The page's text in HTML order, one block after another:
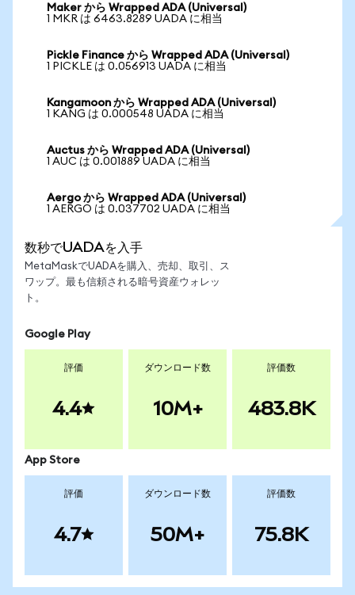
Maker から Wrapped ADA (Universal)
1 MKR は 6463.8289 UADA に相当
Pickle Finance から Wrapped ADA (Universal)
1 PICKLE は 0.056913 UADA に相当
Kangamoon から Wrapped ADA (Universal)
1 KANG は 0.000548 UADA に相当
Auctus から Wrapped ADA (Universal)
1 AUC は 0.001889 UADA に相当
Aergo から Wrapped ADA (Universal)
1 AERGO は 0.037702 UADA に相当
数秒でUADAを入手
MetaMaskでUADAを購入、売却、取引、ス
ワップ。最も信頼される暗号資産ウォレッ
ト。
Google Play
評価
4.4
ダウンロード数
10M+
評価数
483.8K
App Store
評価
4.7
ダウンロード数
50M+
評価数
75.8K